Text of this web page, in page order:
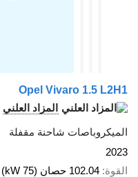
Opel Vivaro 1.5
المزاد العلني
شاحنة مقفلة
102.04 حصان (75 kW) وقود